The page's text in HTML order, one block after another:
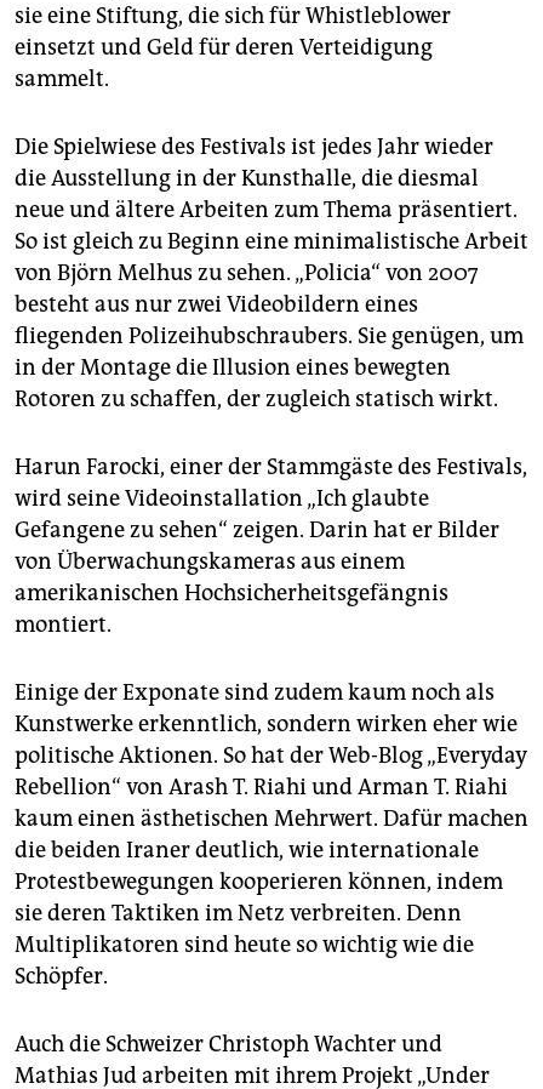
sie eine Stiftung, die sich für Whistleblower
einsetzt und Geld für deren Verteidigung
sammelt.
Die Spielwiese des Festivals ist jedes Jahr wieder
die Ausstellung in der Kunsthalle, die diesmal
neue und ältere Arbeiten zum Thema präsentiert.
So ist gleich zu Beginn eine minimalistische Arbeit
von Björn Melhus zu sehen. „Policia“ von 2007
besteht aus nur zwei Videobildern eines
fliegenden Polizeihubschraubers. Sie genügen, um
in der Montage die Illusion eines bewegten
Rotoren zu schaffen, der zugleich statisch wirkt.
Harun Farocki, einer der Stammgäste des Festivals,
wird seine Videoinstallation „Ich glaubte
Gefangene zu sehen“ zeigen. Darin hat er Bilder
von Überwachungskameras aus einem
amerikanischen Hochsicherheitsgefängnis
montiert.
Einige der Exponate sind zudem kaum noch als
Kunstwerke erkenntlich, sondern wirken eher wie
politische Aktionen. So hat der Web-Blog „Everyday
Rebellion“ von Arash T. Riahi und Arman T. Riahi
kaum einen ästhetischen Mehrwert. Dafür machen
die beiden Iraner deutlich, wie internationale
Protestbewegungen kooperieren können, indem
sie deren Taktiken im Netz verbreiten. Denn
Multiplikatoren sind heute so wichtig wie die
Schöpfer.
Auch die Schweizer Christoph Wachter und
Mathias Jud arbeiten mit ihrem Projekt „Under